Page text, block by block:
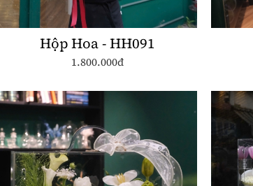
Hộp Hoa - HH091
1.800.000đ